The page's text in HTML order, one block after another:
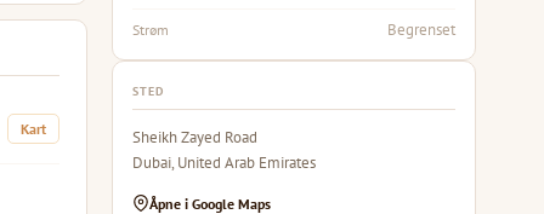
Kart
Strøm Begrenset
STED
Sheikh Zayed Road
Dubai, United Arab Emirates
Åpne i Google Maps